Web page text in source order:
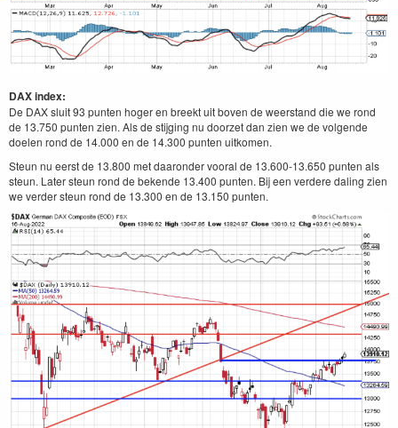
DAX index:
De DAX sluit 93 punten hoger en breekt uit boven de weerstand die we rond
de 13.750 punten zien. Als de stijging nu doorzet dan zien we de volgende
doelen rond de 14.000 en de 14.300 punten uitkomen.
Steun nu eerst de 13.800 met daaronder vooral de 13.600-13.650 punten als
steun. Later steun rond de bekende 13.400 punten. Bij een verdere daling zien
we verder steun rond de 13.300 en de 13.150 punten.